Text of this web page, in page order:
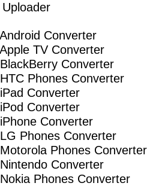
Converter
TV Converter
Converter
Phones Converter
Converter
Converter
Converter
Phones Converter
Phones Converter
Converter
Phones Converter